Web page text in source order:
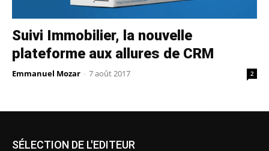
Suivi Immobilier, la nouvelle
plateforme aux allures de CRM
Emmanuel Mozar - 7 août 2017 2
SÉLECTION DE L'EDITEUR